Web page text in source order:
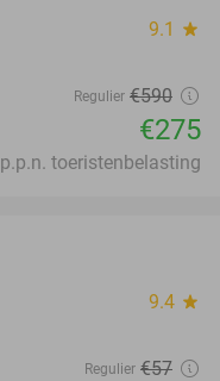
9.1 star
Regulier €590
€275
toeristenbelasting
9.4 star
Regulier €57